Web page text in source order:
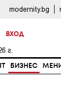
modernity.bg
ВХОД
г.
БИЗНЕС